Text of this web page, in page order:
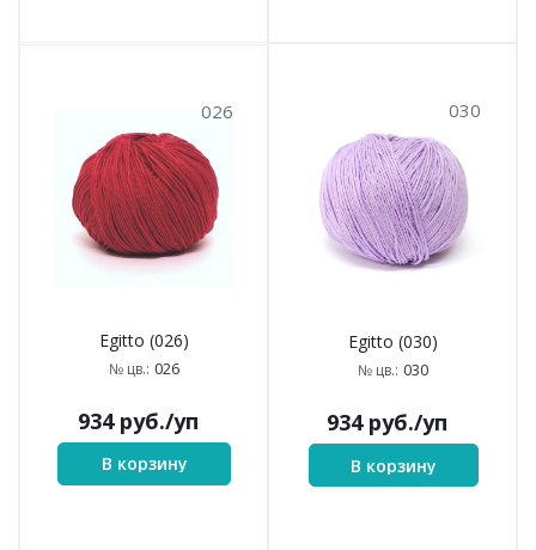
026
Egitto (026)
№ цв.: 026
934руб./уп
В корзину
030
Egitto (030)
№ цв.: 030
934руб./уп
В корзину